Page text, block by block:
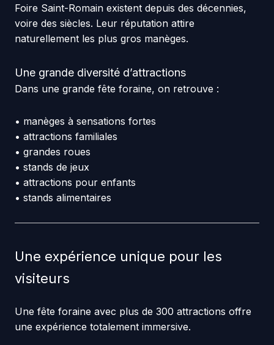
Foire Saint-Romain existent depuis des décennies,
voire des siècles. Leur réputation attire
naturellement les plus gros manèges.
Une grande diversité d’attractions
Dans une grande fête foraine, on retrouve :
• manèges à sensations fortes
• attractions familiales
• grandes roues
• stands de jeux
• attractions pour enfants
• stands alimentaires
Une expérience unique pour les
visiteurs
Une fête foraine avec plus de 300 attractions offre
une expérience totalement immersive.